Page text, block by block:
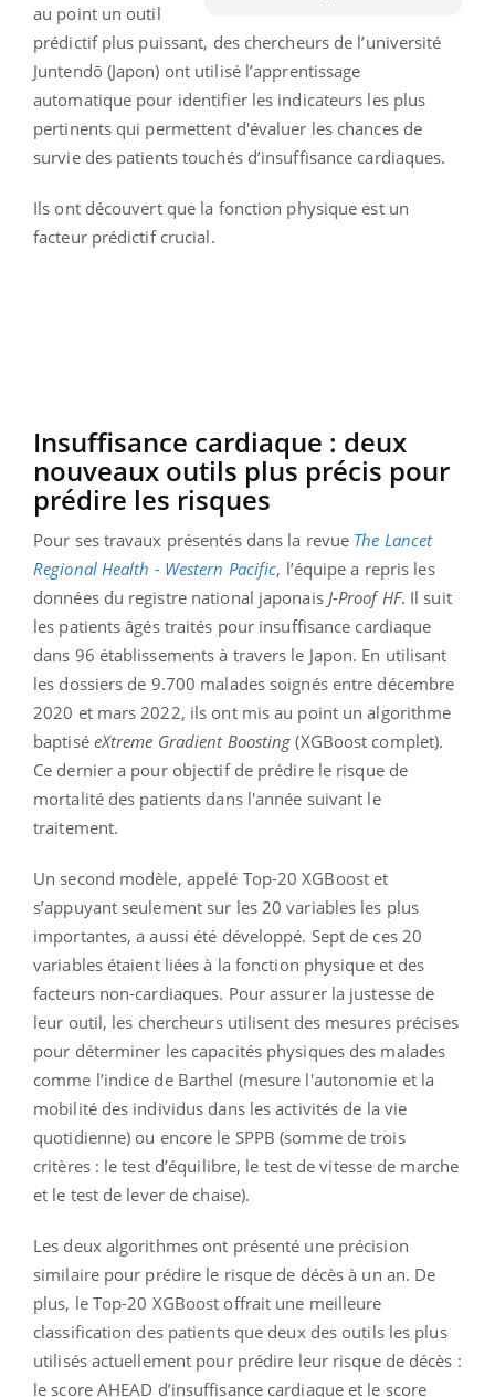
au point un outil
prédictif plus puissant, des chercheurs de l’université
Juntendō (Japon) ont utilisé l’apprentissage
automatique pour identifier les indicateurs les plus
pertinents qui permettent d'évaluer les chances de
survie des patients touchés d’insuffisance cardiaques.
Ils ont découvert que la fonction physique est un
facteur prédictif crucial.
Insuffisance cardiaque : deux
nouveaux outils plus précis pour
prédire les risques
Pour ses travaux présentés dans la revue The Lancet
Regional Health - Western Pacific, l’équipe a repris les
données du registre national japonais J-Proof HF. Il suit
les patients âgés traités pour insuffisance cardiaque
dans 96 établissements à travers le Japon. En utilisant
les dossiers de 9.700 malades soignés entre décembre
2020 et mars 2022, ils ont mis au point un algorithme
baptisé eXtreme Gradient Boosting (XGBoost complet).
Ce dernier a pour objectif de prédire le risque de
mortalité des patients dans l'année suivant le
traitement.
Un second modèle, appelé Top-20 XGBoost et
s’appuyant seulement sur les 20 variables les plus
importantes, a aussi été développé. Sept de ces 20
variables étaient liées à la fonction physique et des
facteurs non-cardiaques. Pour assurer la justesse de
leur outil, les chercheurs utilisent des mesures précises
pour déterminer les capacités physiques des malades
comme l’indice de Barthel (mesure l'autonomie et la
mobilité des individus dans les activités de la vie
quotidienne) ou encore le SPPB (somme de trois
critères : le test d’équilibre, le test de vitesse de marche
et le test de lever de chaise).
Les deux algorithmes ont présenté une précision
similaire pour prédire le risque de décès à un an. De
plus, le Top-20 XGBoost offrait une meilleure
classification des patients que deux des outils les plus
utilisés actuellement pour prédire leur risque de décès :
le score AHEAD d’insuffisance cardiaque et le score